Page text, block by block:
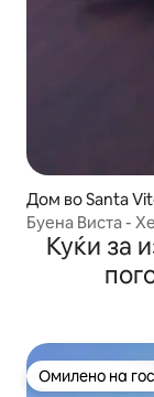
Дом во Santa
Буена Виста -
Куќи за
Омилено на
Омилено на